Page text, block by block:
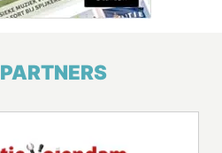
PARTNERS